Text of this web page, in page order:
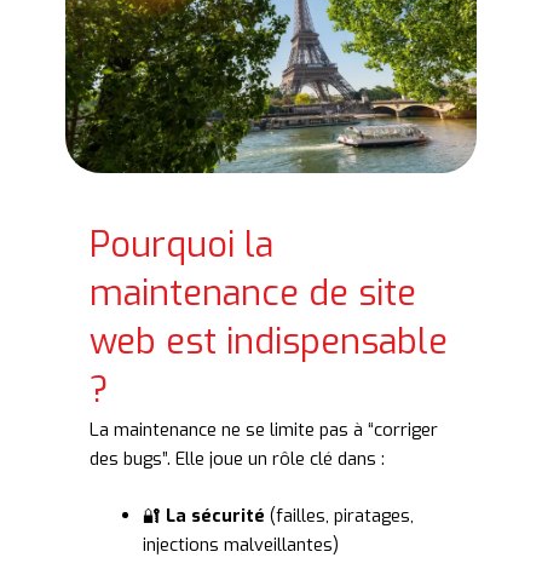
Pourquoi la
maintenance de site
web est indispensable
?
La maintenance ne se limite pas à “corriger
des bugs”. Elle joue un rôle clé dans :
🔐 La sécurité (failles, piratages,
injections malveillantes)